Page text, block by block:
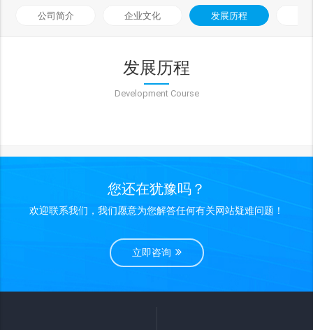
公司简介 企业文化 发展历程
发展历程
Development Course
您还在犹豫吗？
欢迎联系我们，我们愿意为您解答任何有关网站疑难问题！
立即咨询